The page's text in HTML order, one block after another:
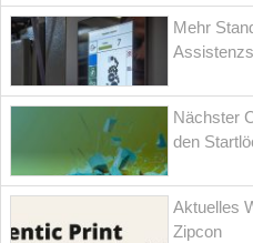
Mehr
Nächster
den
Aktuelles
Zipcon